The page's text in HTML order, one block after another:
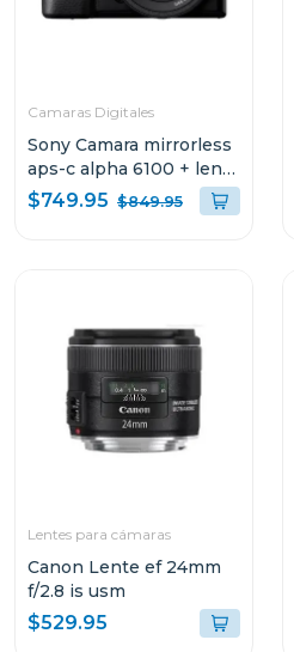
Camaras Digitales
Sony Camara mirrorless
aps-c alpha 6100 + lente
e pz 16-50mm f3.5-5.6
oss ii
$749.95 $849.95
Lentes para cámaras
Canon Lente ef 24mm
f/2.8 is usm
$529.95